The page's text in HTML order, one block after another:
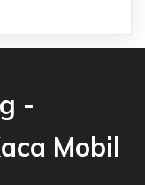
-
Mobil